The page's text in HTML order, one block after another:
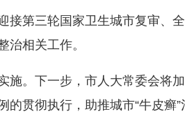
第三轮国家卫生城市复审、全
治相关工作。
。下一步，市人大常委会将加
的贯彻执行，助推城市“牛皮癣”